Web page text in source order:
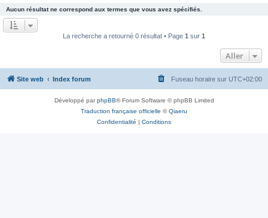
e
r
Aucun résultat ne correspond aux termes que vous avez spécifiés.
La recherche a retourné 0 résultat • Page 1 sur 1
Aller
Site web Index forum Fuseau horaire sur UTC+02:00
Développé parphpBB® Forum Software © phpBB Limited
Traduction française officielle ©Qiaeru
Confidentialité | Conditions